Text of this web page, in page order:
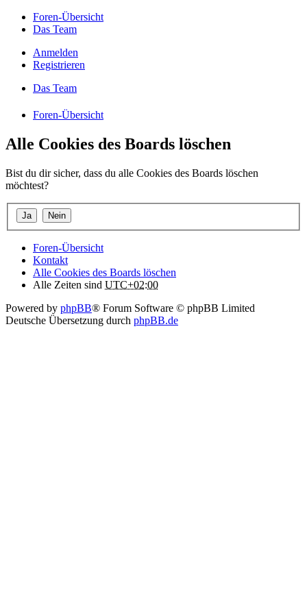
Foren-Übersicht
Das Team
Anmelden
Registrieren
Das Team
Foren-Übersicht
Alle Cookies des Boards löschen
Bist du dir sicher, dass du alle Cookies des Boards löschen
möchtest?
Foren-Übersicht
Kontakt
Alle Cookies des Boards löschen
Alle Zeiten sind UTC+02:00
Powered by phpBB® Forum Software © phpBB Limited
Deutsche Übersetzung durch phpBB.de